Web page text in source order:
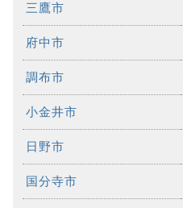
三鷹市
府中市
調布市
小金井市
日野市
国分寺市